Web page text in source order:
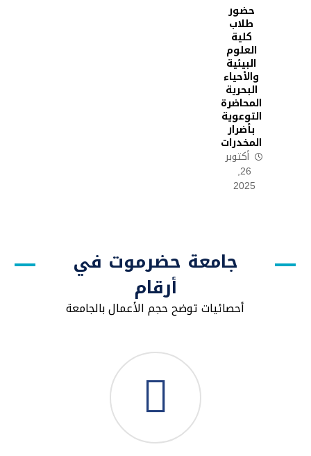
حضور
طلاب
كلية
العلوم
البيئية
والأحياء
البحرية
المحاضرة
التوعوية
بأضرار
المخدرات
أكتوبر
26,
2025
جامعة حضرموت في
أرقام
أحصائيات توضح حجم الأعمال بالجامعة